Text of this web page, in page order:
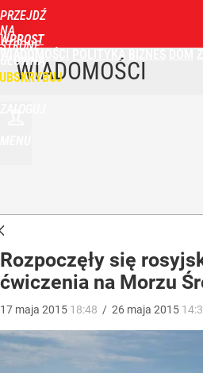
PRZEJDŹ
NA
STRONĘ
GŁÓWNĄ
WPROST
POLITYKA
WIADOMOŚCI
Rozpoczęły się
ćwiczenia na Morzu
17 maja 2015 18:48 / 26 maja 2015